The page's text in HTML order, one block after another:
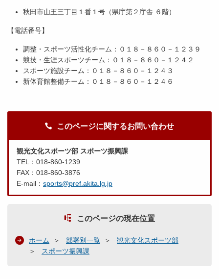
秋田市山王三丁目１番１号（県庁第２庁舎 ６階）
【電話番号】
調整・スポーツ活性化チーム：０１８－８６０－１２３９
競技・生涯スポーツチーム：０１８－８６０－１２４２
スポーツ施設チーム：０１８－８６０－１２４３
新体育館整備チーム：０１８－８６０－１２４６
このページに関するお問い合わせ
観光文化スポーツ部 スポーツ振興課
TEL：018-860-1239
FAX：018-860-3876
E-mail： sports@pref.akita.lg.jp
このページの現在位置
ホーム 部署別一覧
観光文化スポーツ部
スポーツ振興課